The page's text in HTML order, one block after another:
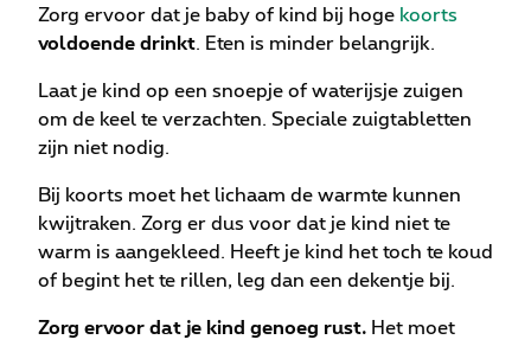
Zorg ervoor dat je baby of kind bij hoge koorts
voldoende drinkt. Eten is minder belangrijk.
Laat je kind op een snoepje of waterijsje zuigen
om de keel te verzachten. Speciale zuigtabletten
zijn niet nodig.
Bij koorts moet het lichaam de warmte kunnen
kwijtraken. Zorg er dus voor dat je kind niet te
warm is aangekleed. Heeft je kind het toch te koud
of begint het te rillen, leg dan een dekentje bij.
Zorg ervoor dat je kind genoeg rust. Het moet